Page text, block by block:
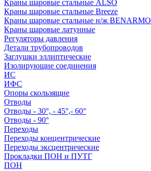
Краны шаровые стальные ALSO
Краны шаровые стальные Breeze
Краны шаровые стальные н/ж BENARMO
Краны шаровые латунные
Регуляторы давления
Детали трубопроводов
Заглушки эллиптические
Изолирующие соединения
ИС
ИФС
Опоры скользящие
Отводы
Отводы - 30°, - 45°,- 60°
Отводы - 90°
Переходы
Переходы концентрические
Переходы эксцентрические
Прокладки ПОН и ПУТГ
ПОН